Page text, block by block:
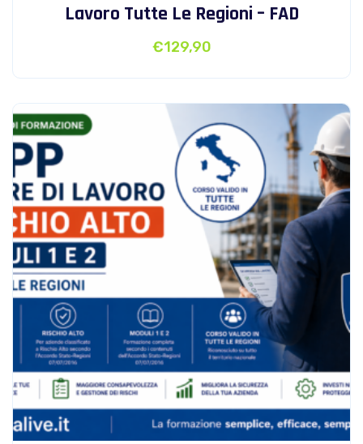
Lavoro Tutte Le Regioni – FAD
€129,90